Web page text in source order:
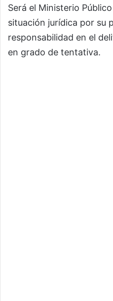
Será el Ministerio
situación jurídica por su
responsabilidad en el
en grado de tentativa.